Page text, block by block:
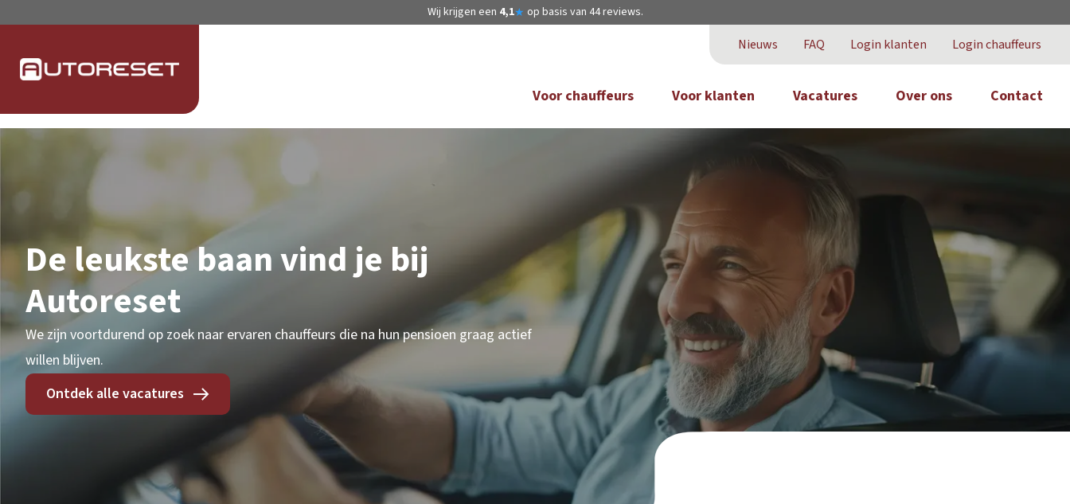
Wij krijgen een 4,1★ op basis van 44reviews.
Nieuws FAQ Login klanten Login chauffeurs
Voor chauffeurs Voor klanten Vacatures Over ons Contact
De leukste baan vind je bij
Autoreset
We zijn voortdurend op zoek naar ervaren chauffeurs die na hun pensioen graag actief
willen blijven.
Ontdek alle vacatures